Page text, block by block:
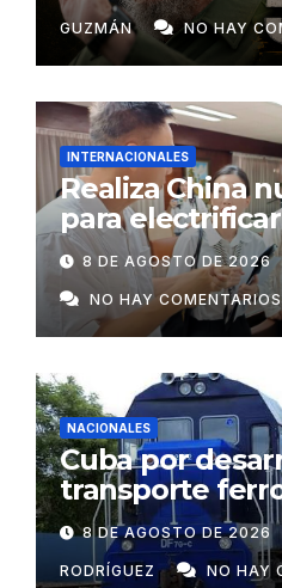
GUZMÁN NO HAY
INTERNACIONALES
Realiza China
para
rurales
respaldo
centros vitales
8 DE AGOSTO DE 2026
NO HAY COMENTARIOS
NACIONALES
Cuba por
transporte
con Rusia
8 DE AGOSTO DE 2026
RODRÍGUEZ NO HAY